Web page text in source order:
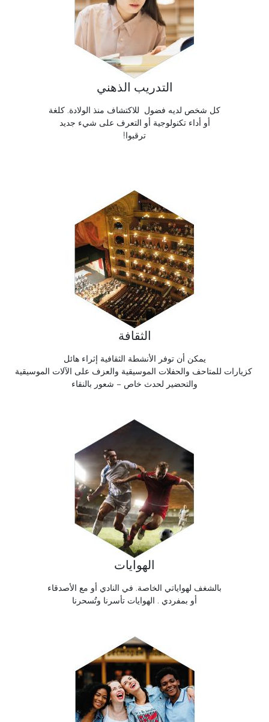
التدريب الذهني
كل شخص لديه فضول للاكتشاف منذ الولادة. كلغة
أو أداء تكنولوجية أو التعرف على شيء جديد
!ترقبوا
الثقافة
يمكن أن توفر الأنشطة الثقافية إثراء هائل
كزيارات للمتاحف والحفلات الموسيقية والعزف على الآلات الموسيقية
والتحضير لحدث خاص – شعور بالنقاء
الهوايات
بالشغف لهواياتي الخاصة. في النادي أو مع الأصدقاء
أو بمفردي . الهوايات تأسرنا وتُسحرنا